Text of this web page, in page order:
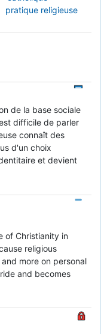
pratique religieuse
de la base sociale
difficile de parler
connaît des
d'un choix
et devient
of Christianity in
religious
more on personal
and becomes